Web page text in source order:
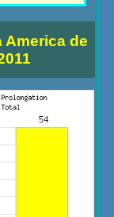
America de